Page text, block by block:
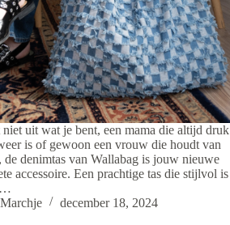
uit wat je bent, een mama die altijd druk
is of gewoon een vrouw die houdt van
de denimtas van Wallabag is jouw nieuwe
accessoire. Een prachtige tas die stijlvol is
Marchje
december 18, 2024